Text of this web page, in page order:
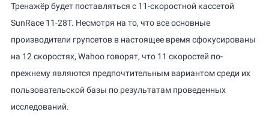
Тренажёр будет поставляться с 11-скоростной кассетой
SunRace 11-28T. Несмотря на то, что все основные
производители групсетов в настоящее время сфокусированы
на 12 скоростях, Wahoo говорят, что 11 скоростей по-
прежнему являются предпочтительным вариантом среди их
пользовательской базы по результатам проведенных
исследований.